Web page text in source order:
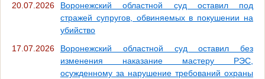
20.07.2026
Воронежский областной суд оставил под
стражей супругов, обвиняемых в покушении на
убийство
17.07.2026
Воронежский областной суд оставил без
изменения наказание мастеру РЭС,
осужденному за нарушение требований охраны